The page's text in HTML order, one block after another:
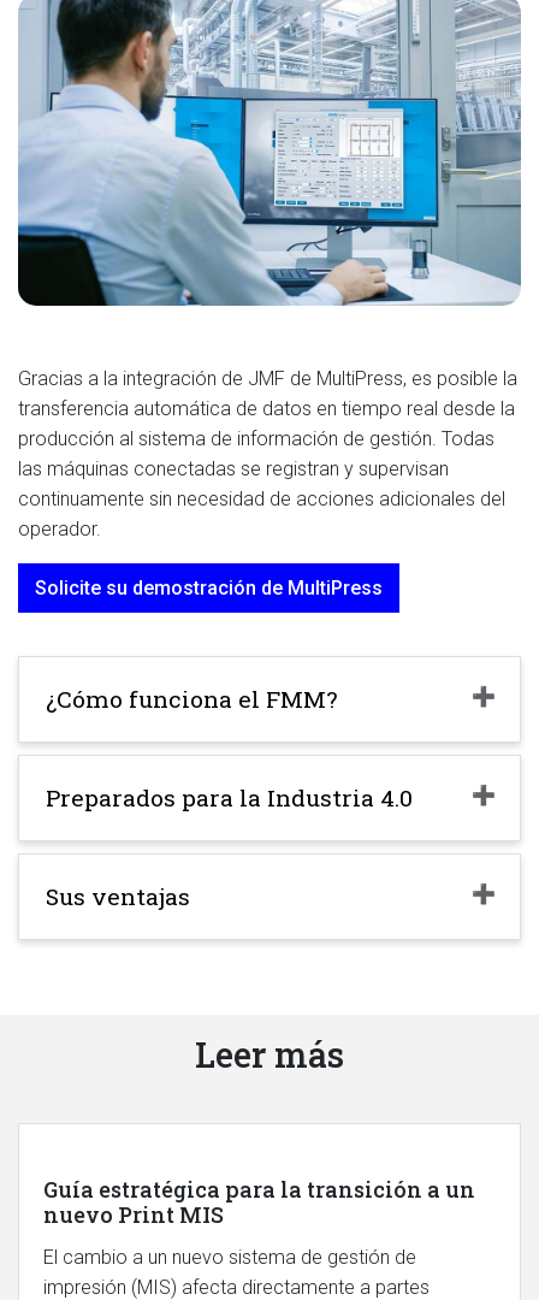
Gracias a la integración de JMF de MultiPress, es posible la
transferencia automática de datos en tiempo real desde la
producción al sistema de información de gestión. Todas
las máquinas conectadas se registran y supervisan
continuamente sin necesidad de acciones adicionales del
operador.
Solicite su demostración de MultiPress
¿Cómo funciona el FMM?
Preparados para la Industria 4.0
Sus ventajas
Leer más
Guía estratégica para la transición a un
nuevo Print MIS
El cambio a un nuevo sistema de gestión de
impresión (MIS) afecta directamente a partes